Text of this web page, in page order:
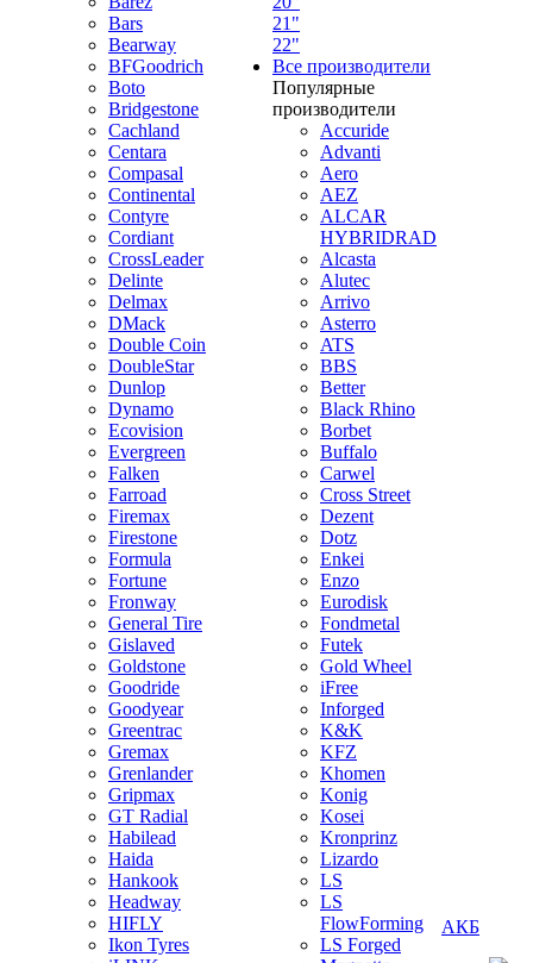
Bars
Bearway
BFGoodrich
Boto
Bridgestone
Cachland
Centara
Compasal
Continental
Contyre
Cordiant
CrossLeader
Delinte
Delmax
DMack
Double Coin
DoubleStar
Dunlop
Dynamo
Ecovision
Evergreen
Falken
Farroad
Firemax
Firestone
Formula
Fortune
Fronway
General Tire
Gislaved
Goldstone
Goodride
Goodyear
Greentrac
Gremax
Grenlander
Gripmax
GT Radial
Habilead
Haida
Hankook
Headway
HIFLY
Ikon Tyres
21"
22"
Все производители
Популярные
производители
Accuride
Advanti
Aero
AEZ
ALCAR
HYBRIDRAD
Alcasta
Alutec
Arrivo
Asterro
ATS
BBS
Better
Black Rhino
Borbet
Buffalo
Carwel
Cross Street
Dezent
Dotz
Enkei
Enzo
Eurodisk
Fondmetal
Futek
Gold Wheel
iFree
Inforged
K&K
KFZ
Khomen
Konig
Kosei
Kronprinz
Lizardo
LS
LS
FlowForming
LS Forged
АКБ